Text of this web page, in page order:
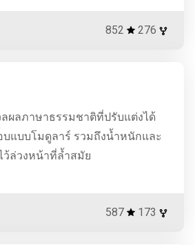
852 276
ผลภาษาธรรมชาติที่ปรับแต่งได้
บแบบโมดูลาร์ รวมถึงน้ำหนักและ
ว้ล่วงหน้าที่ล้ำสมัย
587 173